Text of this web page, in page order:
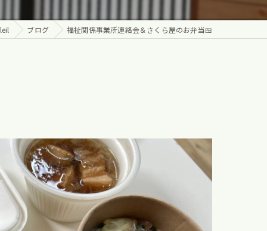
ブログ 福祉関係事業所連絡会＆さくら屋のお弁当🍱